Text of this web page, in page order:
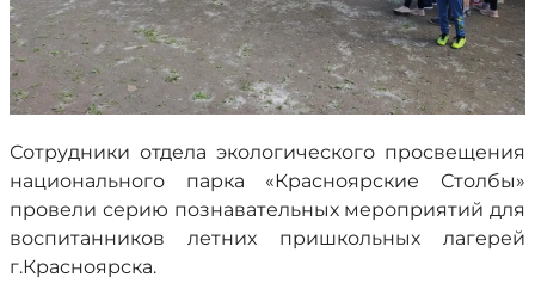
Сотрудники отдела экологического просвещения
национального парка «Красноярские Столбы»
провели серию познавательных мероприятий для
воспитанников летних пришкольных лагерей
г.Красноярска.